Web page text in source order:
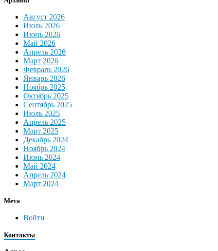
Август 2026
Июль 2026
Июнь 2026
Май 2026
Апрель 2026
Март 2026
Февраль 2026
Январь 2026
Ноябрь 2025
Октябрь 2025
Сентябрь 2025
Июль 2025
Апрель 2025
Март 2025
Декабрь 2024
Ноябрь 2024
Июнь 2024
Май 2024
Апрель 2024
Март 2024
Мета
Войти
Контакты